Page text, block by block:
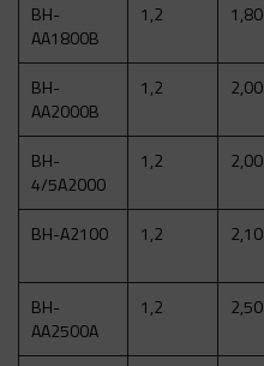
BH-
AA1800B
1,2 1,80
BH-
AA2000B
1,2 2,00
BH-
4/5A2000
1,2 2,00
BH-A2100 1,2 2,10
BH-
AA2500A
1,2 2,50